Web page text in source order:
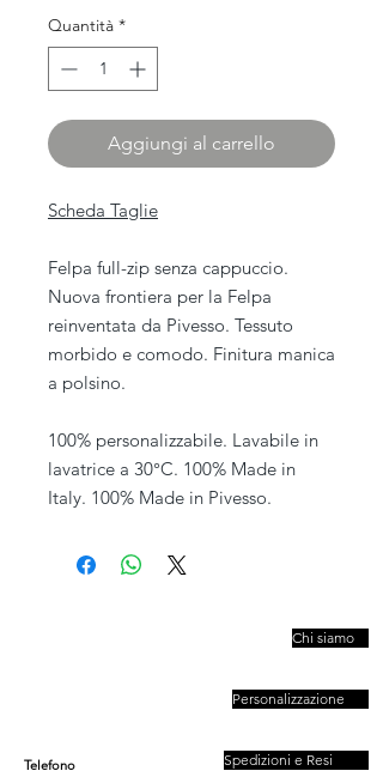
Quantità *
Aggiungi al carrello
Scheda Taglie
Felpa full-zip senza cappuccio.
Nuova frontiera per la Felpa
reinventata da Pivesso. Tessuto
morbido e comodo. Finitura manica
a polsino.
100% personalizzabile. Lavabile in
lavatrice a 30°C. 100% Made in
Italy. 100% Made in Pivesso.
Telefono
Chi siamo
Personalizzazione
Spedizioni e Resi